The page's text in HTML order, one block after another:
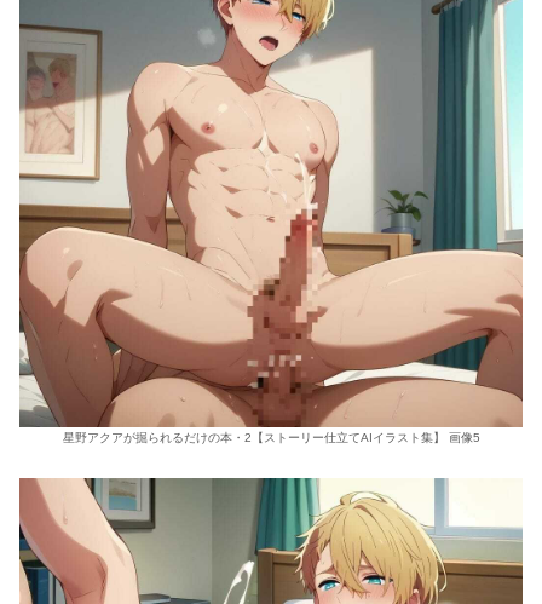
星野アクアが掘られるだけの本・2【ストーリー仕立てAIイラスト集】 画像5